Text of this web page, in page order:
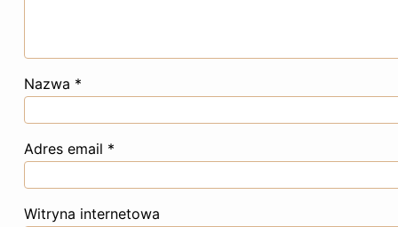
Nazwa *
Adres email *
Witryna internetowa